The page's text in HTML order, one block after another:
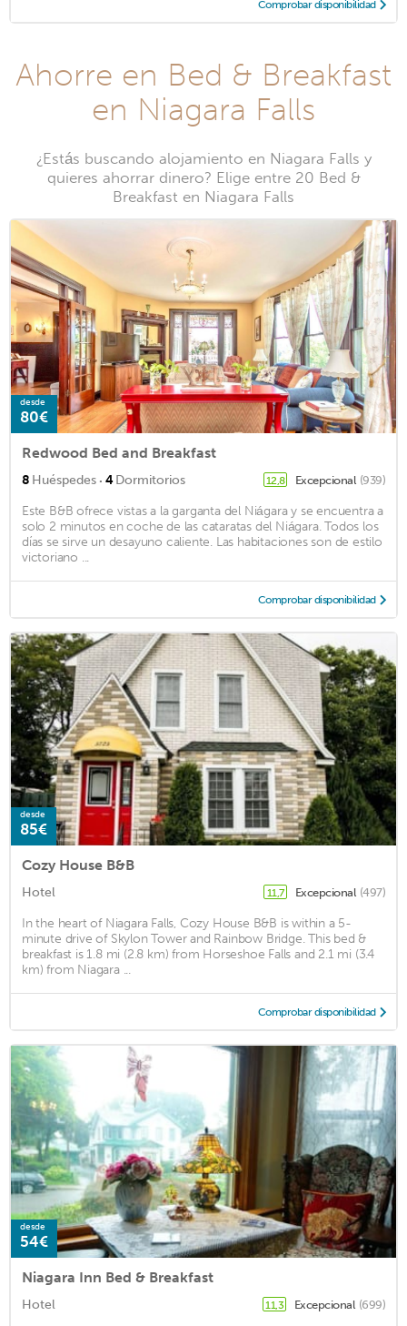
Comprobar disponibilidad
Ahorre en Bed & Breakfast
en Niagara Falls
¿Estás buscando alojamiento en Niagara Falls y
quieres ahorrar dinero? Elige entre 20 Bed &
Breakfast en Niagara Falls
desde
80€
Redwood Bed and Breakfast
8 Huéspedes · 4Dormitorios 12,8 Excepcional (939)
Este B&B ofrece vistas a la garganta del Niágara y se encuentra a
solo 2 minutos en coche de las cataratas del Niágara. Todos los
días se sirve un desayuno caliente. Las habitaciones son de estilo
victoriano ...
Comprobar disponibilidad
desde
85€
Cozy House B&B
Hotel 11,7 Excepcional (497)
In the heart of Niagara Falls, Cozy House B&B is within a 5-
minute drive of Skylon Tower and Rainbow Bridge. This bed &
breakfast is 1.8 mi (2.8 km) from Horseshoe Falls and 2.1 mi (3.4
km) from Niagara ...
Comprobar disponibilidad
desde
54€
Niagara Inn Bed & Breakfast
Hotel 11,3 Excepcional (699)